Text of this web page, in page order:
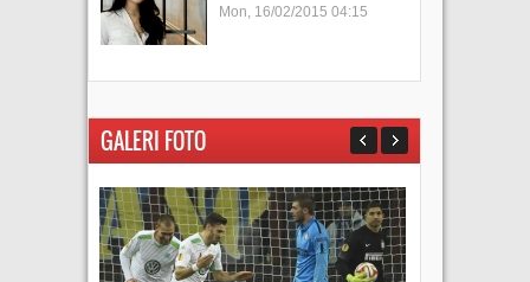
Mon, 16/02/2015 04:15
GALERI FOTO